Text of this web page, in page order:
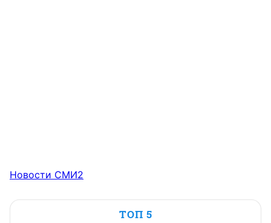
Новости СМИ2
ТОП 5